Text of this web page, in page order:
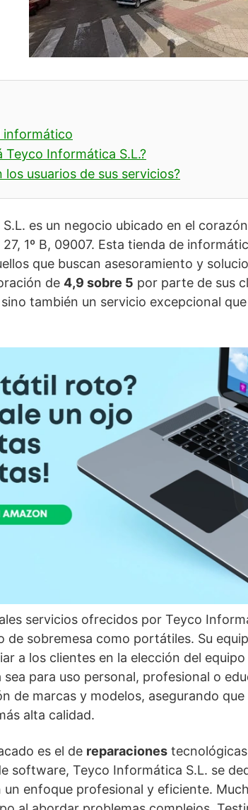
informático
Teyco Informática S.L.?
los usuarios de sus servicios?
es un negocio ubicado en el
27, 1º B, 09007. Esta tienda de
que buscan asesoramiento y
de 4,9 sobre 5 por parte de sus
también un servicio excepcional
servicios ofrecidos por Teyco
de sobremesa como portátiles. Su
a los clientes en la elección del
para uso personal, profesional o
de marcas y modelos, asegurando
alta calidad.
es el de reparaciones
software, Teyco Informática S.L. se
enfoque profesional y eficiente.